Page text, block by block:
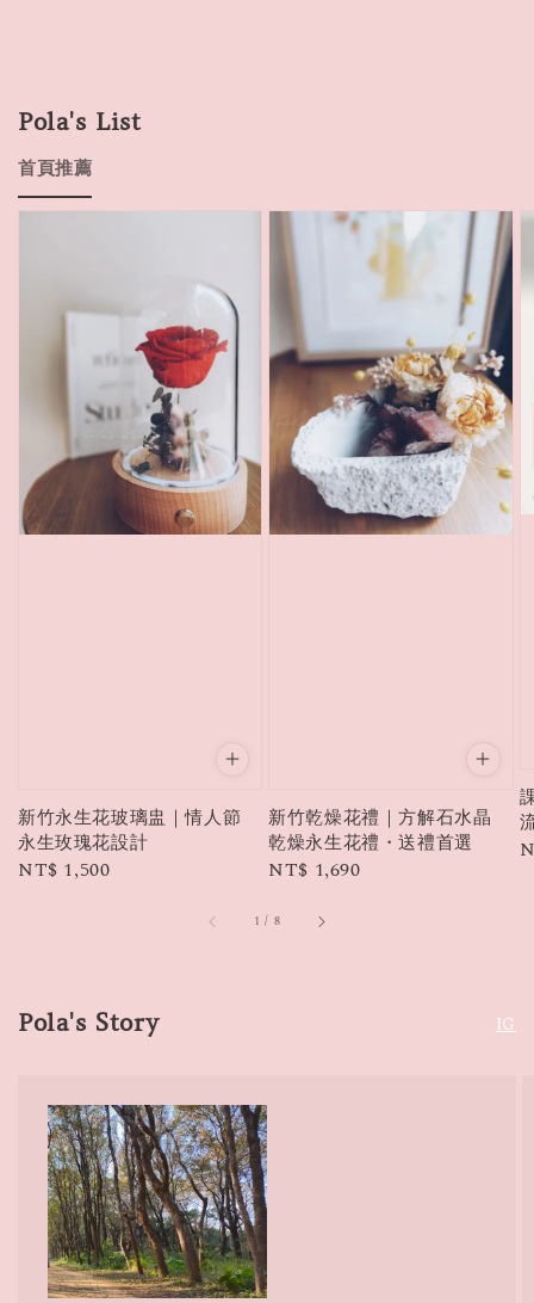
Pola's List
首頁推薦
新竹永生花玻璃盅｜情人節
永生玫瑰花設計
Regular
NT$ 1,500
新竹乾燥花禮｜方解石水晶
乾燥永生花禮・送禮首選
Regular
NT$ 1,690
1 / 8
Pola's Story IG